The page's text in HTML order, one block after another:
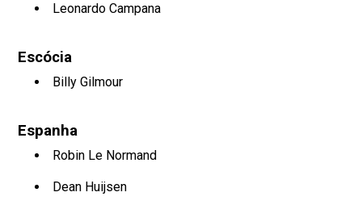
Leonardo Campana
Escócia
Billy Gilmour
Espanha
Robin Le Normand
Dean Huijsen